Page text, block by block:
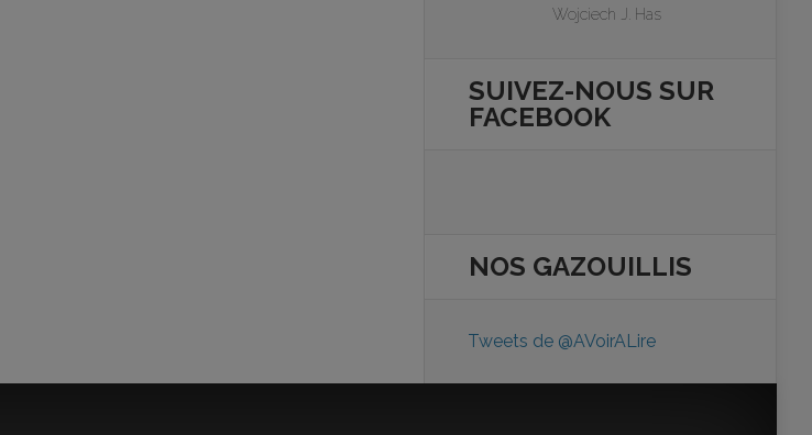
Wojciech J. Has
SUIVEZ-NOUS SUR
FACEBOOK
NOS GAZOUILLIS
Tweets de @AVoirALire